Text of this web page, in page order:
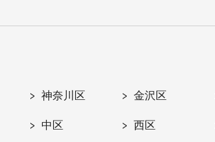
神奈川区 金沢区
中区 西区